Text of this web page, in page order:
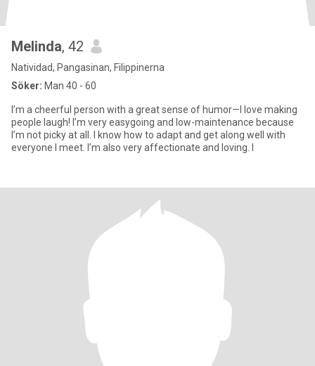
Melinda, 42
Natividad, Pangasinan, Filippinerna
Söker: Man 40 - 60
I’m a cheerful person with a great sense of humor—I love making
people laugh! I’m very easygoing and low-maintenance because
I’m not picky at all. I know how to adapt and get along well with
everyone I meet. I’m also very affectionate and loving. I